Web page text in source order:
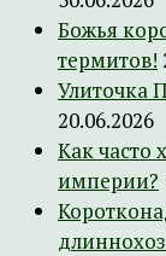
Божья
термитов!
Улиточка
20.06.2026
Как часто
империи?